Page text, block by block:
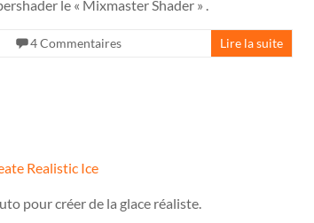
le « Mixmaster Shader » .
4 Commentaires Lire la suite
pour créer de la glace réaliste.